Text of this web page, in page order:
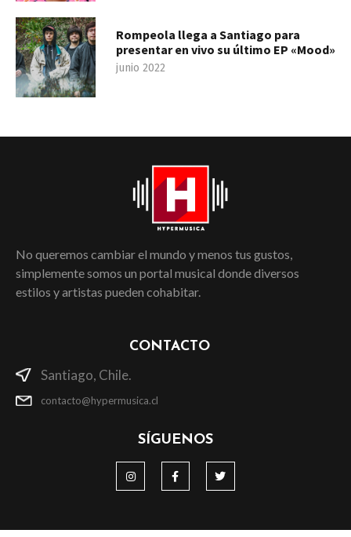
Rompeola llega a Santiago para
presentar en vivo su último EP «Mood»
junio 2022
No queremos cambiar el mundo y menos tus gustos,
simplemente somos un portal musical donde diversos
estilos y artistas pueden cohabitar.
CONTACTO
Santiago, Chile.
contacto@hypermusica.cl
SÍGUENOS